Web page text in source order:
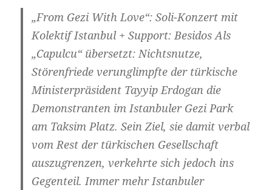
„From Gezi With Love“: Soli-Konzert mit
Kolektif Istanbul + Support: Besidos Als
„Capulcu“ übersetzt: Nichtsnutze,
Störenfriede verunglimpfte der türkische
Ministerpräsident Tayyip Erdogan die
Demonstranten im Istanbuler Gezi Park
am Taksim Platz. Sein Ziel, sie damit verbal
vom Rest der türkischen Gesellschaft
auszugrenzen, verkehrte sich jedoch ins
Gegenteil. Immer mehr Istanbuler